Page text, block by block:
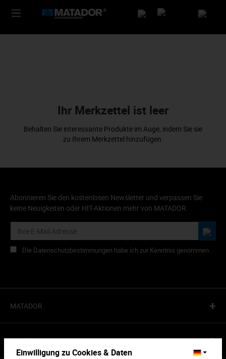
Ihr Merkzettel ist leer
Behalten Sie interessante Produkte im Auge, indem Sie sie
zu Ihrem Merkzettel hinzufügen.
Abonnieren Sie den kostenlosen Newsletter und verpassen Sie
keine Neuigkeiten oder HIT-Aktionen mehr von MATADOR.
Die Datenschutzbestimmungen habe ich zur Kenntnis genommen.
MATADOR +
Produkte +
Einwilligung zu Cookies & Daten